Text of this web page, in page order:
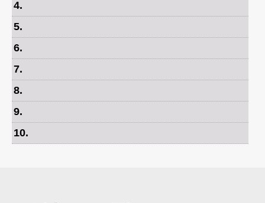
4.
5.
6.
7.
8.
9.
10.